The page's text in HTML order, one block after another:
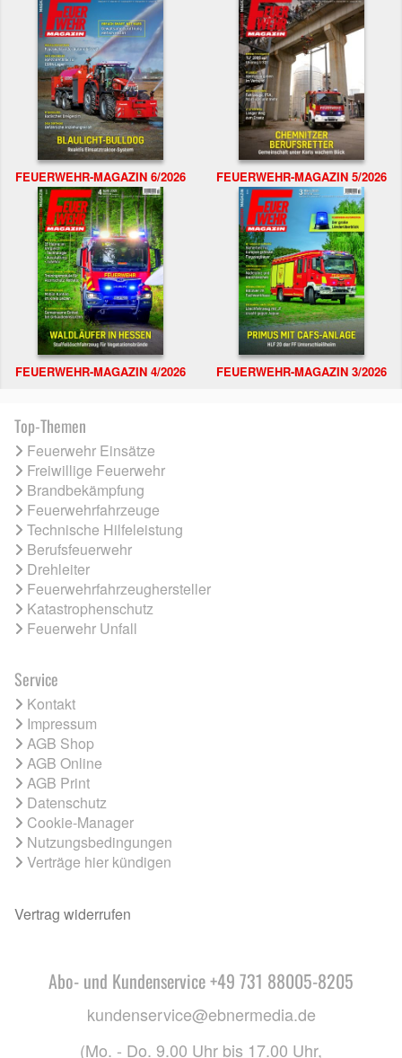
FEUERWEHR-MAGAZIN 6/2026 FEUERWEHR-MAGAZIN 5/2026
FEUERWEHR-MAGAZIN 4/2026 FEUERWEHR-MAGAZIN 3/2026
Top-Themen
Feuerwehr Einsätze
Freiwillige Feuerwehr
Brandbekämpfung
Feuerwehrfahrzeuge
Technische Hilfeleistung
Berufsfeuerwehr
Drehleiter
Feuerwehrfahrzeughersteller
Katastrophenschutz
Feuerwehr Unfall
Service
Kontakt
Impressum
AGB Shop
AGB Online
AGB Print
Datenschutz
Cookie-Manager
Nutzungsbedingungen
Verträge hier kündigen
Vertrag widerrufen
Abo- und Kundenservice +49 731 88005-8205
kundenservice@ebnermedia.de
(Mo. - Do. 9.00 Uhr bis 17.00 Uhr,